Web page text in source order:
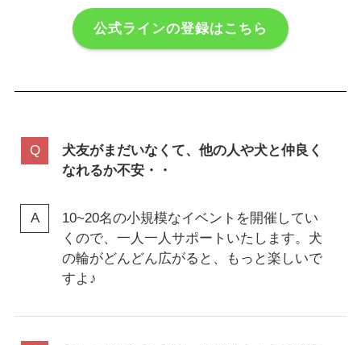
公式ラインの登録はこちら
犬友がまだいなくて、他の人や犬と仲良く
なれるか不安・・
10~20名の小規模なイベントを開催してい
くので、一人一人サポートいたします。犬
の輪がどんどん広がると、もっと楽しいで
すよ♪